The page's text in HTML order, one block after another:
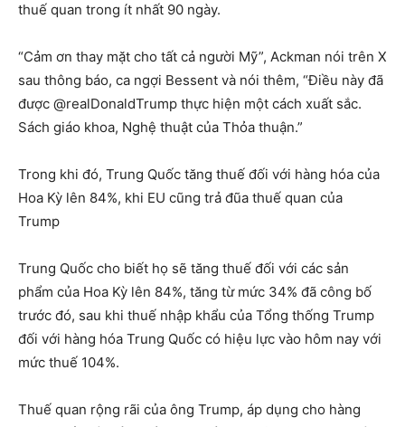
thuế quan trong ít nhất 90 ngày.
“Cảm ơn thay mặt cho tất cả người Mỹ”, Ackman nói trên X
sau thông báo, ca ngợi Bessent và nói thêm, “Điều này đã
được @realDonaldTrump thực hiện một cách xuất sắc.
Sách giáo khoa, Nghệ thuật của Thỏa thuận.”
Trong khi đó, Trung Quốc tăng thuế đối với hàng hóa của
Hoa Kỳ lên 84%, khi EU cũng trả đũa thuế quan của
Trump
Trung Quốc cho biết họ sẽ tăng thuế đối với các sản
phẩm của Hoa Kỳ lên 84%, tăng từ mức 34% đã công bố
trước đó, sau khi thuế nhập khẩu của Tổng thống Trump
đối với hàng hóa Trung Quốc có hiệu lực vào hôm nay với
mức thuế 104%.
Thuế quan rộng rãi của ông Trump, áp dụng cho hàng